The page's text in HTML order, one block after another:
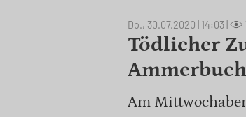
Do., 30.07.2020 | 14:03
Tödlicher
Ammerbuch
Am